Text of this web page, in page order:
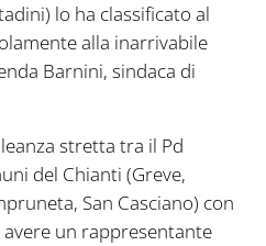
lo ha classificato al
alla inarrivabile
Barnini, sindaca di
stretta tra il Pd
del Chianti (Greve,
San Casciano) con
avere un rappresentante